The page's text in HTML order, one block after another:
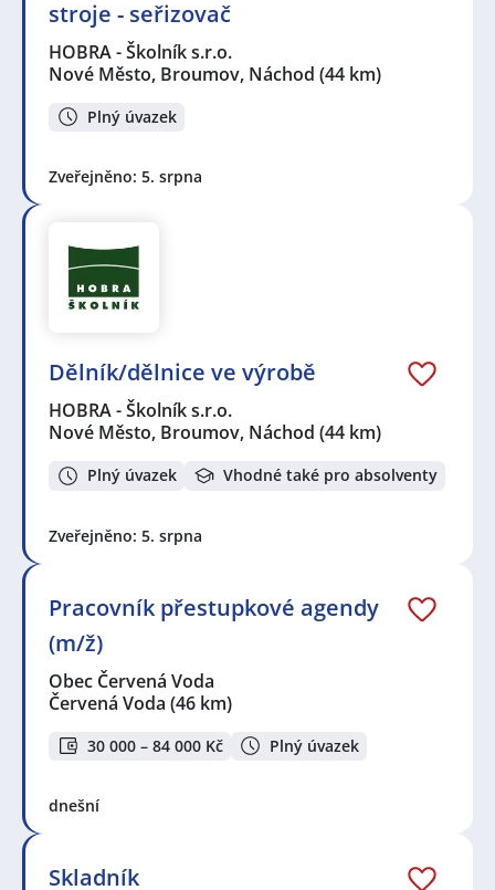
stroje - seřizovač
HOBRA - Školník s.r.o.
Nové Město, Broumov, Náchod (44 km)
Plný úvazek
Zveřejněno: 5. srpna
Dělník/dělnice ve výrobě
HOBRA - Školník s.r.o.
Nové Město, Broumov, Náchod (44 km)
Plný úvazek Vhodné také pro absolventy
Zveřejněno: 5. srpna
Pracovník přestupkové agendy
(m/ž)
Obec Červená Voda
Červená Voda (46 km)
30 000 – 84 000 Kč Plný úvazek
dnešní
Skladník